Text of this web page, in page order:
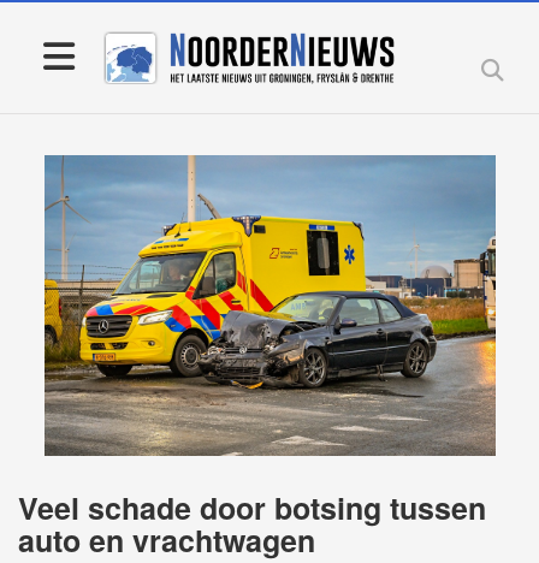
Veel schade door botsing tussen
auto en vrachtwagen